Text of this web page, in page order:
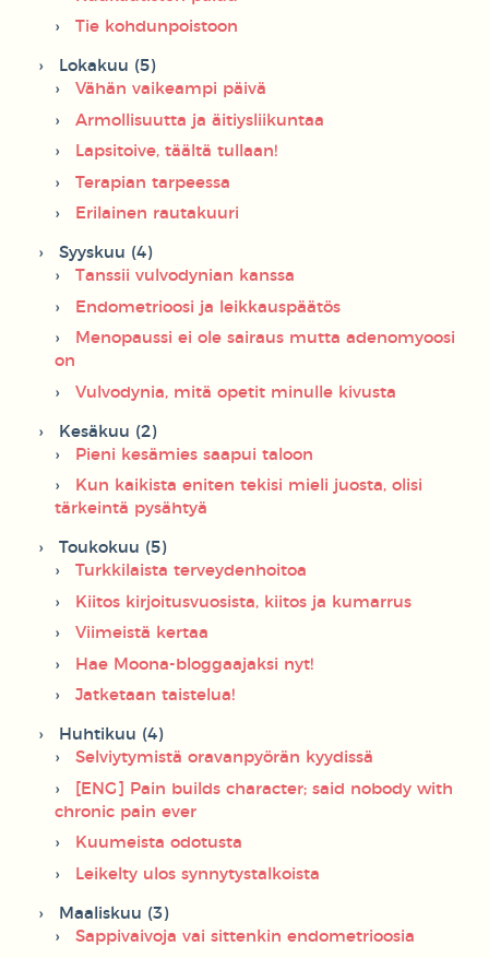
Tie kohdunpoistoon
Lokakuu (5)
Vähän vaikeampi päivä
Armollisuutta ja äitiysliikuntaa
Lapsitoive, täältä tullaan!
Terapian tarpeessa
Erilainen rautakuuri
Syyskuu (4)
Tanssii vulvodynian kanssa
Endometrioosi ja leikkauspäätös
Menopaussi ei ole sairaus mutta adenomyoosi
on
Vulvodynia, mitä opetit minulle kivusta
Kesäkuu (2)
Pieni kesämies saapui taloon
Kun kaikista eniten tekisi mieli juosta, olisi
tärkeintä pysähtyä
Toukokuu (5)
Turkkilaista terveydenhoitoa
Kiitos kirjoitusvuosista, kiitos ja kumarrus
Viimeistä kertaa
Hae Moona-bloggaajaksi nyt!
Jatketaan taistelua!
Huhtikuu (4)
Selviytymistä oravanpyörän kyydissä
[ENG] Pain builds character; said nobody with
chronic pain ever
Kuumeista odotusta
Leikelty ulos synnytystalkoista
Maaliskuu (3)
Sappivaivoja vai sittenkin endometrioosia